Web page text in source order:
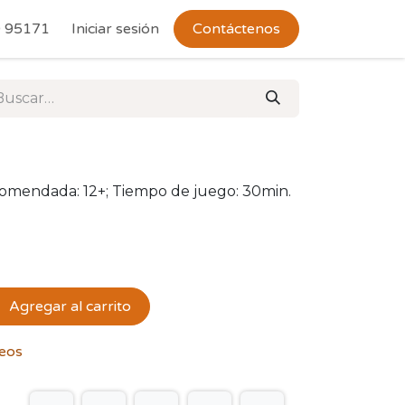
Iniciar sesión Contáctenos
12+; Tiempo de juego: 30min.
Agregar al carrito